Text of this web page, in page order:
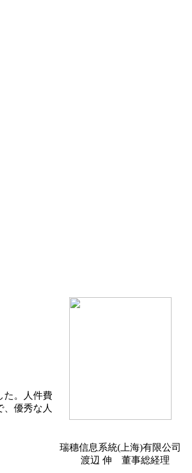
瑞穗信息系統(上海)有限公司
渡辺 伸 董事総経理
た。人件費
優秀な人